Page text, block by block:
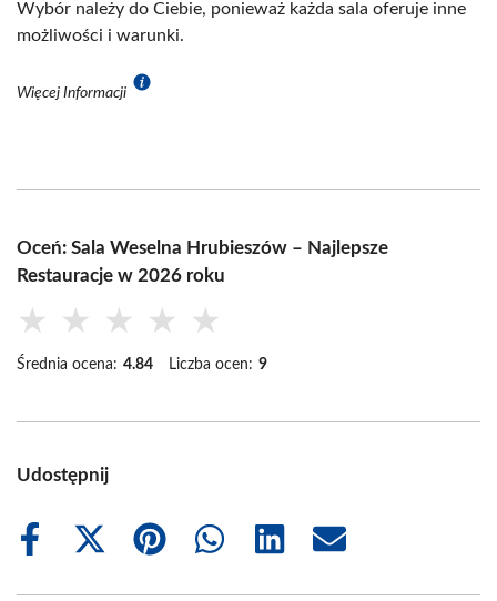
Wybór należy do Ciebie, ponieważ każda sala oferuje inne
możliwości i warunki.
Więcej Informacji
Oceń: Sala Weselna Hrubieszów – Najlepsze
Restauracje w 2026 roku
★ ★ ★ ★ ★
Średnia ocena: 4.84 Liczba ocen: 9
Udostępnij
Share
Share
Share
Share
Share
Share